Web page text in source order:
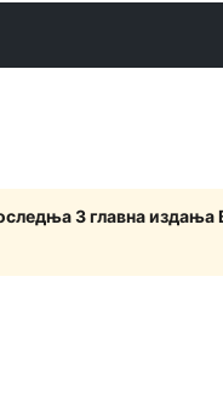
3 главна издања